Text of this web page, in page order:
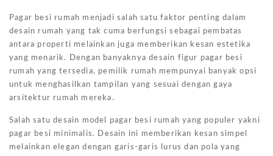
Pagar besi rumah menjadi salah satu faktor penting dalam
desain rumah yang tak cuma berfungsi sebagai pembatas
antara properti melainkan juga memberikan kesan estetika
yang menarik. Dengan banyaknya desain figur pagar besi
rumah yang tersedia, pemilik rumah mempunyai banyak opsi
untuk menghasilkan tampilan yang sesuai dengan gaya
arsitektur rumah mereka.
Salah satu desain model pagar besi rumah yang populer yakni
pagar besi minimalis. Desain ini memberikan kesan simpel
melainkan elegan dengan garis-garis lurus dan pola yang